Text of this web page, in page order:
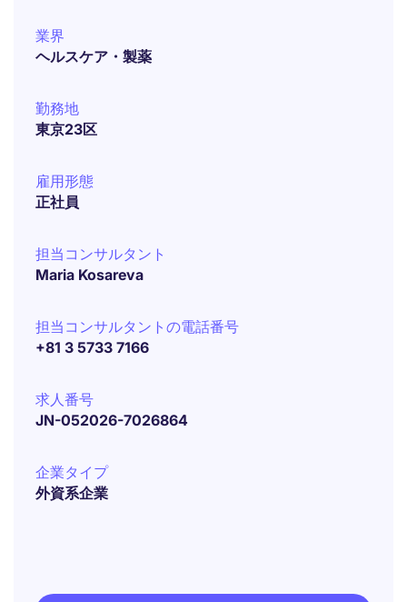
業界
ヘルスケア・製薬
勤務地
東京23区
雇用形態
正社員
担当コンサルタント
Maria Kosareva
担当コンサルタントの電話番号
+81 3 5733 7166
求人番号
JN-052026-7026864
企業タイプ
外資系企業